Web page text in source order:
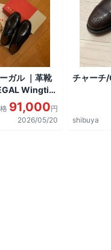
ガル ｜革靴
Wingtip
した。
91,000円
2026/05/20
チャー
shibuya